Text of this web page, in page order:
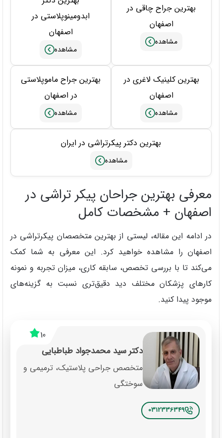
بهترین جراح چاقی در
اصفهان
ابدومینوپلاستی در
اصفهان
بهترین کلینیک لاغری در
اصفهان
بهترین جراح ماموپلاستی
در اصفهان
بهترین دکتر پیکرتراشی در ایران
معرفی بهترین جراحان پیکر تراشی در
اصفهان + مشخصات کامل
در ادامه این مقاله، لیستی از بهترین متخصصان پیکرتراشی در
اصفهان را مشاهده خواهید کرد. این معرفی به شما کمک
می‌کند تا با بررسی تخصص، سابقه کاری، میزان تجربه و نمونه‌
کارهای پزشکان مختلف دید دقیق‌تری نسبت به گزینه‌های
موجود پیدا کنید.
10
دکتر سید محمدجواد طباطبایی
متخصص جراحی پلاستیک، ترمیمی و
سوختگی
0312336349